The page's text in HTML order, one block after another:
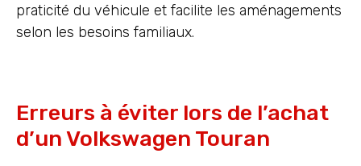
praticité du véhicule et facilite les aménagements
selon les besoins familiaux.
Erreurs à éviter lors de l’achat
d’un Volkswagen Touran